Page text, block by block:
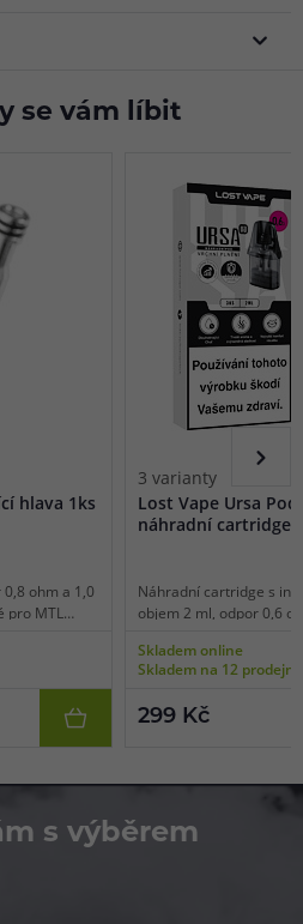
se vám líbit
hlava 1ks
ohm a 1,0
pro MTL
3 varianty
Lost Vape Ursa Pod
náhradní cartridge
Náhradní cartridge s
objem 2 ml, odpor 0,6
části, vhodné pro MTL/
balení.
Skladem online
Skladem na 12
299 Kč
s výběrem